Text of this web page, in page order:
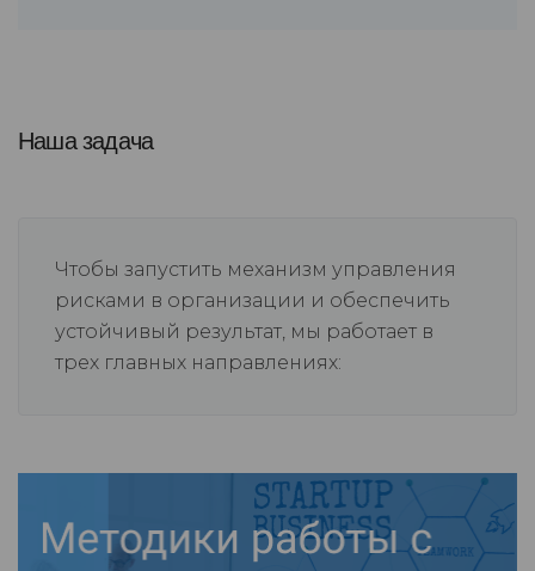
Наша задача
Чтобы запустить механизм управления
рисками в организации и обеспечить
устойчивый результат, мы работает в
трех главных направлениях: